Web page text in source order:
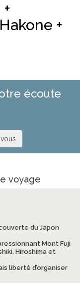
+
écoute
voyage
du Japon
Mont Fuji
Hiroshima et
liberté d’organiser